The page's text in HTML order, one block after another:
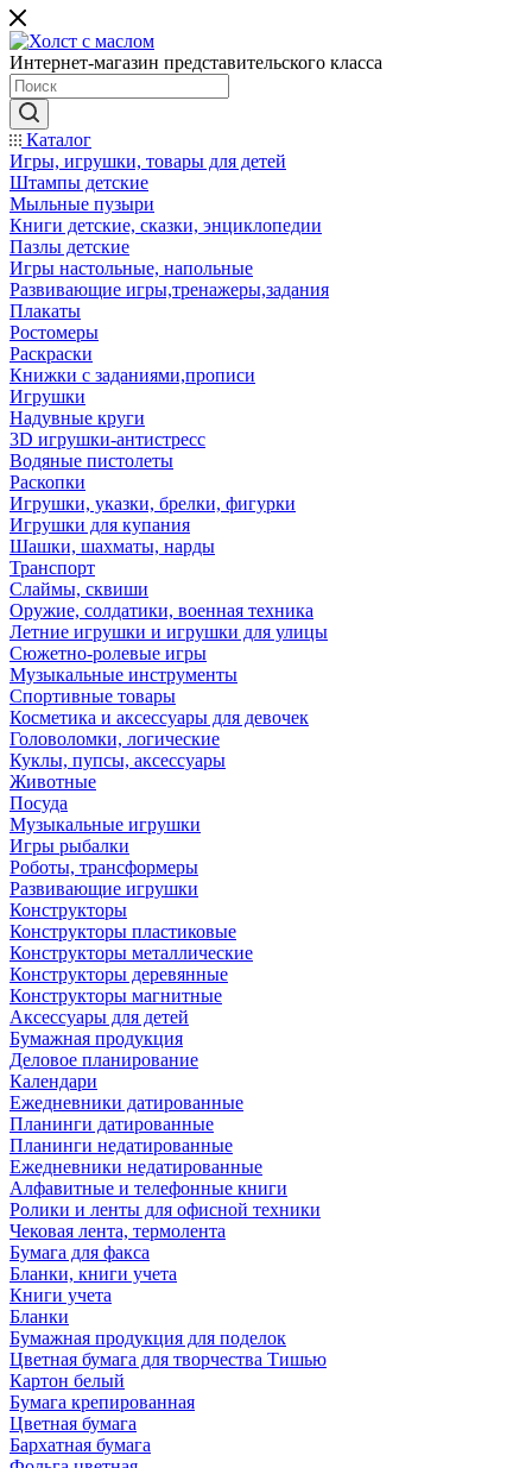
Интернет-магазин представительского класса
Каталог
Игры, игрушки, товары для детей
Штампы детские
Мыльные пузыри
Книги детские, сказки, энциклопедии
Пазлы детские
Игры настольные, напольные
Развивающие игры,тренажеры,задания
Плакаты
Ростомеры
Раскраски
Книжки с заданиями,прописи
Игрушки
Надувные круги
3D игрушки-антистресс
Водяные пистолеты
Раскопки
Игрушки, указки, брелки, фигурки
Игрушки для купания
Шашки, шахматы, нарды
Транспорт
Слаймы, сквиши
Оружие, солдатики, военная техника
Летние игрушки и игрушки для улицы
Сюжетно-ролевые игры
Музыкальные инструменты
Спортивные товары
Косметика и аксессуары для девочек
Головоломки, логические
Куклы, пупсы, аксессуары
Животные
Посуда
Музыкальные игрушки
Игры рыбалки
Роботы, трансформеры
Развивающие игрушки
Конструкторы
Конструкторы пластиковые
Конструкторы металлические
Конструкторы деревянные
Конструкторы магнитные
Аксессуары для детей
Бумажная продукция
Деловое планирование
Календари
Ежедневники датированные
Планинги датированные
Планинги недатированные
Ежедневники недатированные
Алфавитные и телефонные книги
Ролики и ленты для офисной техники
Чековая лента, термолента
Бумага для факса
Бланки, книги учета
Книги учета
Бланки
Бумажная продукция для поделок
Цветная бумага для творчества Тишью
Картон белый
Бумага крепированная
Цветная бумага
Бархатная бумага